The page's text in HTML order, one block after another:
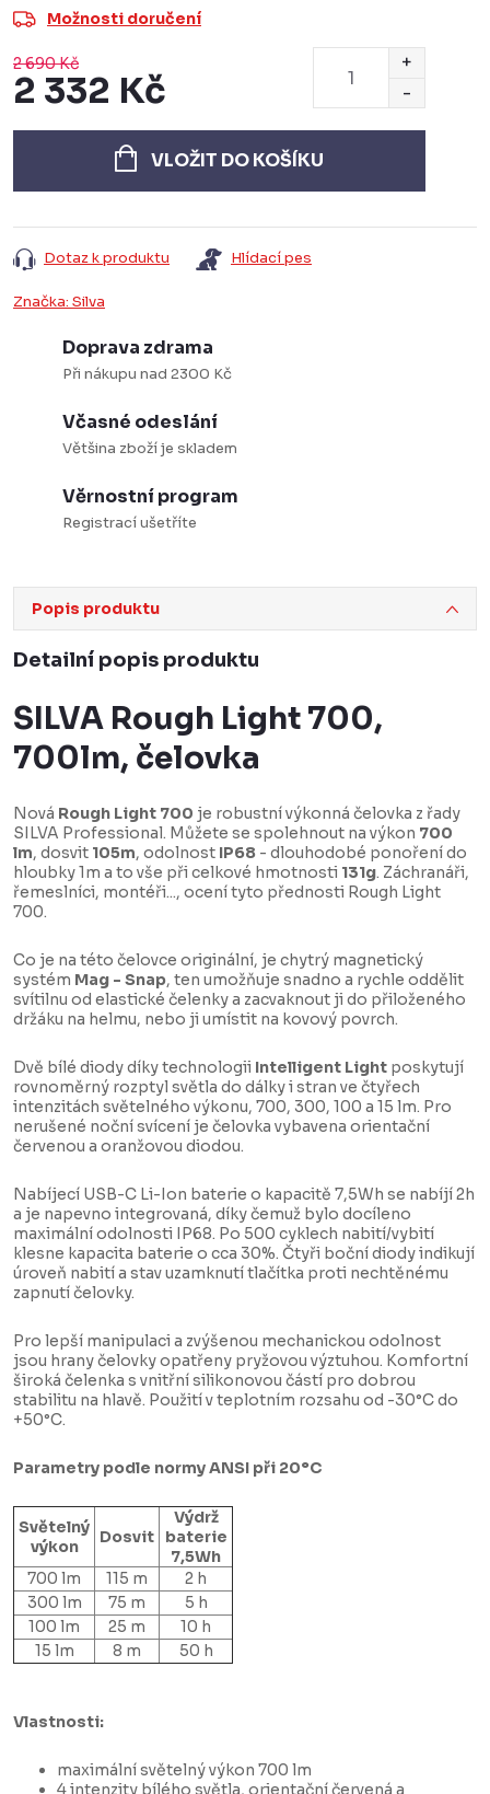
Možnosti doručení
2 690 Kč
2 332 Kč
cena:
VLOŽIT DO KOŠÍKU
Dotaz k produktu Hlídací pes
Značka: Silva
Doprava zdrama
Při nákupu nad 2300 Kč
Včasné odeslání
Většina zboží je skladem
Věrnostní program
Registrací ušetříte
Popis produktu
Detailní popis produktu
SILVA Rough Light 700,
700lm, čelovka
Nová Rough Light 700 je robustní výkonná čelovka z řady
SILVA Professional. Můžete se spolehnout na výkon 700
lm, dosvit 105m, odolnost IP68 - dlouhodobé ponoření do
hloubky 1m a to vše při celkové hmotnosti 131g. Záchranáři,
řemeslníci, montéři..., ocení tyto přednosti Rough Light
700.
Co je na této čelovce originální, je chytrý magnetický
systém Mag - Snap, ten umožňuje snadno a rychle oddělit
svítilnu od elastické čelenky a zacvaknout ji do přiloženého
držáku na helmu, nebo ji umístit na kovový povrch.
Dvě bílé diody díky technologii Intelligent Light poskytují
rovnoměrný rozptyl světla do dálky i stran ve čtyřech
intenzitách světelného výkonu, 700, 300, 100 a 15 lm. Pro
nerušené noční svícení je čelovka vybavena orientační
červenou a oranžovou diodou.
Nabíjecí USB-C Li-Ion baterie o kapacitě 7,5Wh se nabíjí 2h
a je napevno integrovaná, díky čemuž bylo docíleno
maximální odolnosti IP68. Po 500 cyklech nabití/vybití
klesne kapacita baterie o cca 30%. Čtyři boční diody indikují
úroveň nabití a stav uzamknutí tlačítka proti nechtěnému
zapnutí čelovky.
Pro lepší manipulaci a zvýšenou mechanickou odolnost
jsou hrany čelovky opatřeny pryžovou výztuhou. Komfortní
široká čelenka s vnitřní silikonovou částí pro dobrou
stabilitu na hlavě. Použití v teplotním rozsahu od -30°C do
+50°C.
Parametry podle normy ANSI při 20°C
Světelný
výkon
Dosvit
Výdrž
baterie
7,5Wh
700 lm
115 m
2 h
300 lm
75 m
5 h
100 lm
25 m
10 h
15 lm
8 m 50 h
Vlastnosti:
maximální světelný výkon 700 lm
4 intenzity bílého světla, orientační červená a